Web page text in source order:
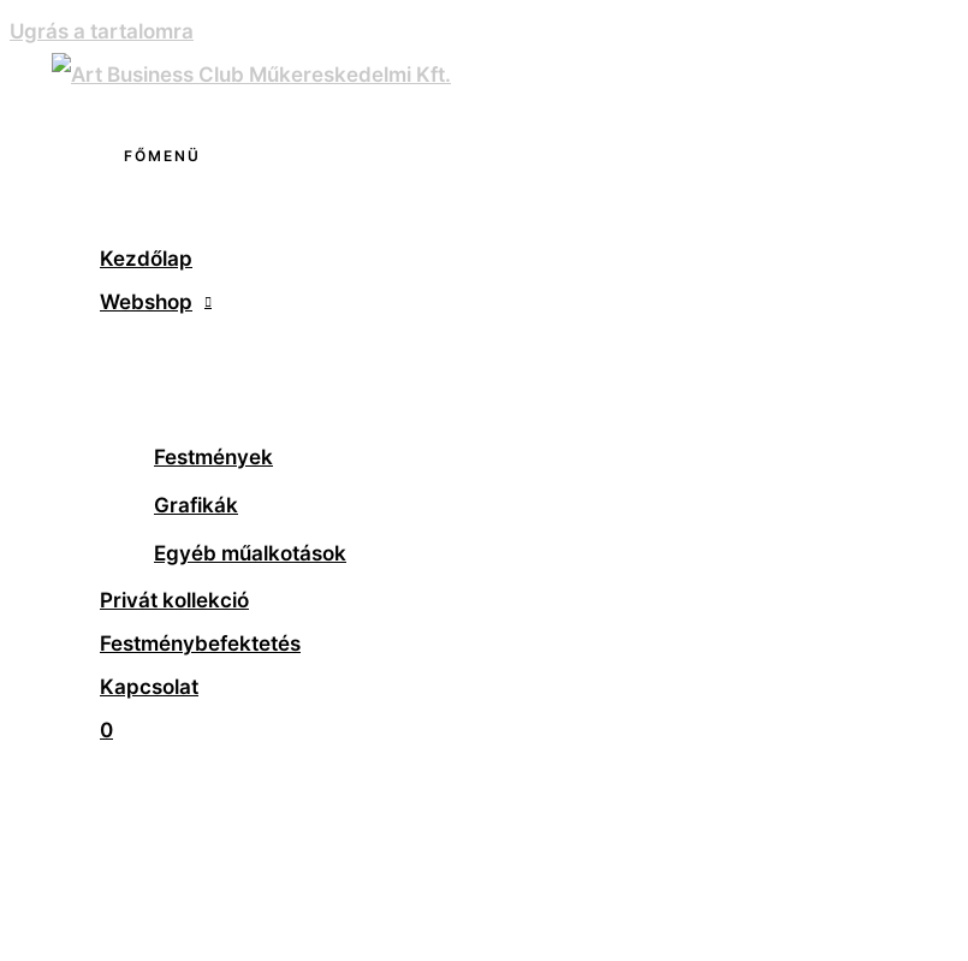
Ugrás a tartalomra
FŐMENÜ
Kezdőlap
Webshop
Festmények
Grafikák
Egyéb műalkotások
Privát kollekció
Festménybefektetés
Kapcsolat
0